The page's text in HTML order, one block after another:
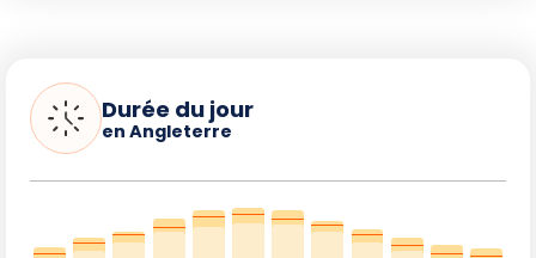
Durée du jour
en Angleterre